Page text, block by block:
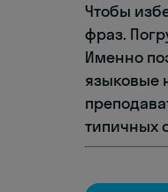
Чтобы
фраз.
Именно
языковые
типичных